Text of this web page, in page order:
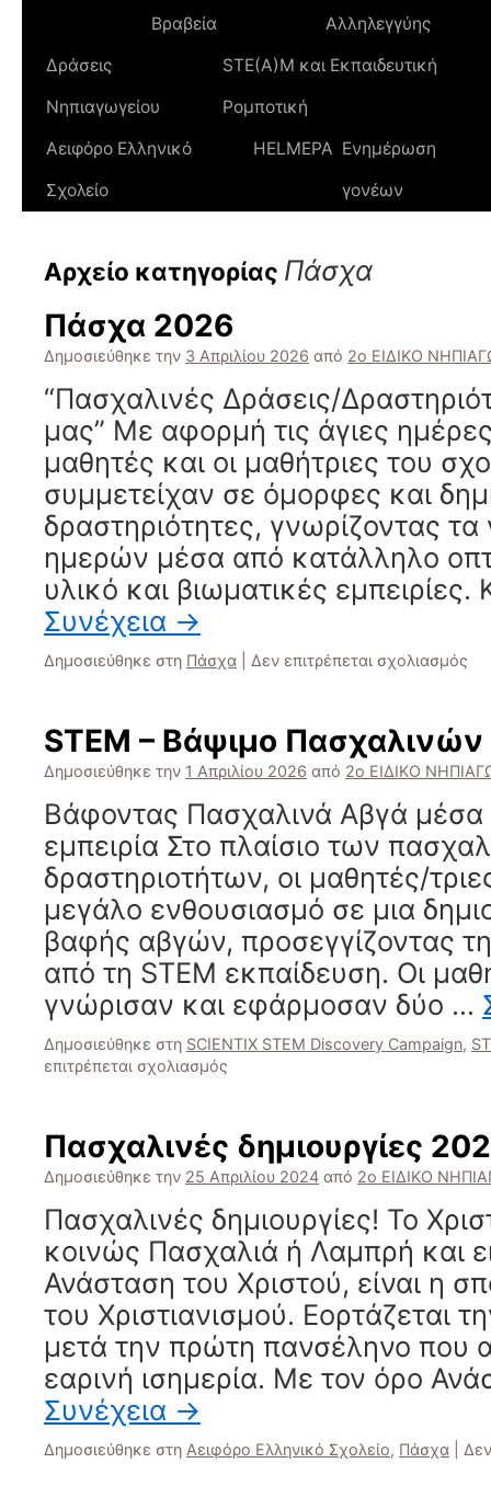
Βραβεία
Αλληλεγγύης
Δράσεις
Νηπιαγωγείου
STE(A)M και Εκπαιδευτική
Ρομποτική
Αειφόρο Ελληνικό
Σχολείο
HELMEPA Ενημέρωση
γονέων
Αρχείο κατηγορίας Πάσχα
Πάσχα 2026
Δημοσιεύθηκε την 3 Απριλίου 2026 από 2ο ΕΙΔΙΚΟ
“Πασχαλινές Δράσεις/
μας” Με αφορμή τις άγιες
μαθητές και οι μαθήτριες του
συμμετείχαν σε όμορφες και
δραστηριότητες, γνωρίζοντας
ημερών μέσα από κατάλληλο
υλικό και βιωματικές
Συνέχεια →
Δημοσιεύθηκε στη Πάσχα Δεν επιτρέπεται σχολιασμός
STEM – Βάψιμο
Δημοσιεύθηκε την 1 Απριλίου 2026 από 2ο ΕΙΔΙΚΟ
Βάφοντας Πασχαλινά Αβγά μέσα
εμπειρία Στο πλαίσιο των
δραστηριοτήτων, οι μαθητές/
μεγάλο ενθουσιασμό σε μια
βαφής αβγών, προσεγγίζοντας
από τη STEM εκπαίδευση. Οι
γνώρισαν και εφάρμοσαν δύο …
Δημοσιεύθηκε στη SCIENTIX STEM Discovery Campaign,
επιτρέπεται σχολιασμός
Βάψιμο
Πασχαλινών
Αβγών
Πασχαλινές δημιουργίες
Δημοσιεύθηκε την 25 Απριλίου 2024 από 2ο ΕΙΔΙΚΟ
Πασχαλινές δημιουργίες! Το
κοινώς Πασχαλιά ή Λαμπρή και
Ανάσταση του Χριστού, είναι η
του Χριστιανισμού. Εορτάζεται
μετά την πρώτη πανσέληνο που
εαρινή ισημερία. Με τον όρο
Συνέχεια →
Δημοσιεύθηκε στη Αειφόρο Ελληνικό Σχολείο, Πάσχα